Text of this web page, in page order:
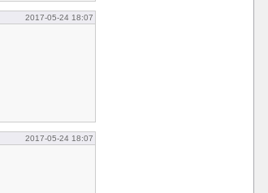
2017-05-24 18:07
2017-05-24 18:07